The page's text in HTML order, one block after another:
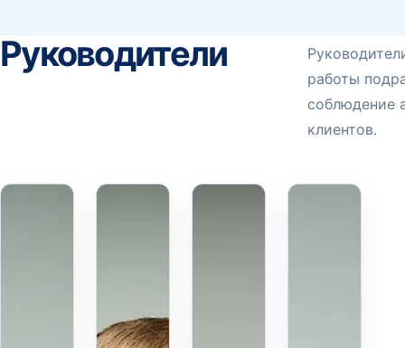
Руководители
работы
соблюдение
клиентов.